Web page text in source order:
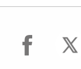
facebook